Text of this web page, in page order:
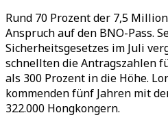
Rund 70 Prozent der 7,5
Anspruch auf den BNO-Pass.
Sicherheitsgesetzes im Juli
schnellten die Antragszahlen
als 300 Prozent in die Höhe.
kommenden fünf Jahren mit
322.000 Hongkongern.